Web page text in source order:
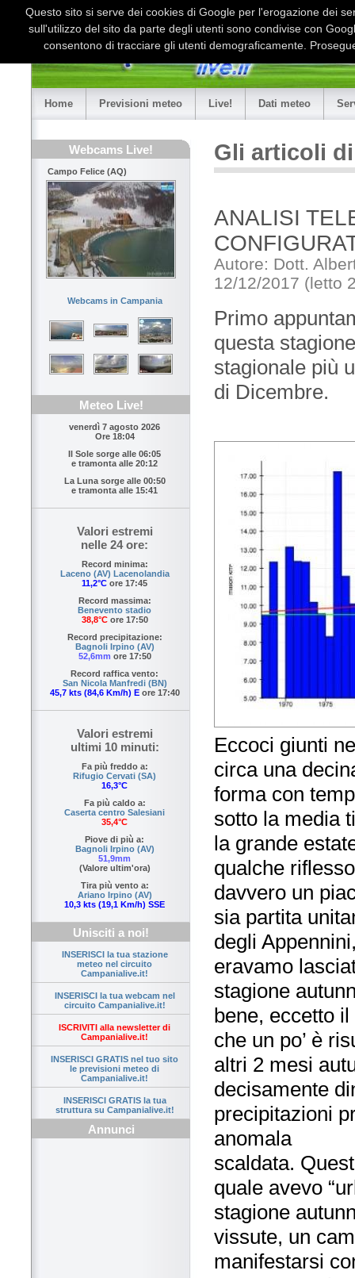
Home Previsioni meteo Live! Dati meteo
Webcams Live!
Campo Felice (AQ)
Webcams in Campania
Meteo Live!
venerdì 7 agosto 2026
Ore 18:04
Il Sole sorge alle 06:05
e tramonta alle 20:12
La Luna sorge alle 00:50
e tramonta alle 15:41
Valori estremi
nelle 24 ore:
Record minima:
Laceno (AV) Lacenolandia
11,2°C ore 17:45
Record massima:
Benevento stadio
38,8°Core 17:50
Record precipitazione:
Bagnoli Irpino (AV)
52,6mm ore 17:50
Record raffica vento:
San Nicola Manfredi (BN)
45,7 kts (84,6 Km/h) Eore 17:40
Valori estremi
ultimi 10 minuti:
Fa più freddo a:
Rifugio Cervati (SA)
16,3°C
Fa più caldo a:
Caserta centro Salesiani
35,4°C
Piove di più a:
Bagnoli Irpino (AV)
51,9mm
(Valore ultim'ora)
Tira più vento a:
Ariano Irpino (AV)
10,3 kts (19,1 Km/h) SSE
Unisciti a noi!
INSERISCI la tua stazione
meteo nel circuito
Campanialive.it!
INSERISCI la tua webcam nel
circuito Campanialive.it!
ISCRIVITI alla newsletter di
Campanialive.it!
INSERISCI GRATIS nel tuo sito
le previsioni meteo di
Campanialive.it!
INSERISCI GRATIS la tua
struttura su Campanialive.it!
Annunci
Gli articoli
ANALISI
Autore: Dott.
12/12/2017 (letto
Primo
questa
stagionale più
di Dicembre.
Eccoci giunti
circa una
forma con
sotto la media
la grande
qualche
davvero un
sia partita
degli
eravamo
stagione
bene, eccetto
che un po’ è
altri 2 mesi
decisamente
precipitazioni
anomala
scaldata.
quale avevo
stagione
vissute, un
manifestarsi
Questo sito si serve dei cookies di Google per l'erogazione dei
sull'utilizzo del sito da parte degli utenti sono condivise con
consentono di tracciare gli utenti demograficamente.